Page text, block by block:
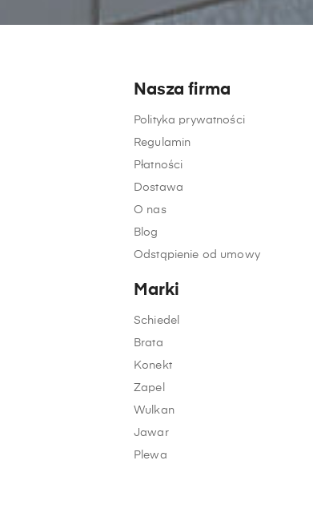
Nasza firma
Polityka prywatności
Regulamin
Płatności
Dostawa
O nas
Blog
Odstąpienie od umowy
Marki
Schiedel
Brata
Konekt
Zapel
Wulkan
Jawar
Plewa